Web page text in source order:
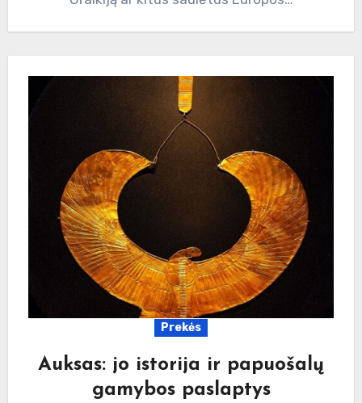
Prekės
Auksas: jo istorija ir papuošalų
gamybos paslaptys